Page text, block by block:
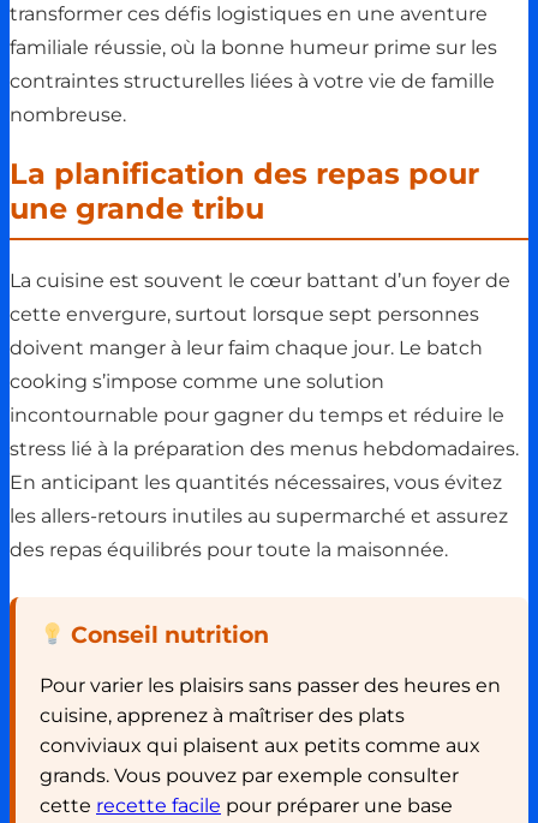
transformer ces défis logistiques en une aventure
familiale réussie, où la bonne humeur prime sur les
contraintes structurelles liées à votre vie de famille
nombreuse.
La planification des repas pour
une grande tribu
La cuisine est souvent le cœur battant d’un foyer de
cette envergure, surtout lorsque sept personnes
doivent manger à leur faim chaque jour. Le batch
cooking s’impose comme une solution
incontournable pour gagner du temps et réduire le
stress lié à la préparation des menus hebdomadaires.
En anticipant les quantités nécessaires, vous évitez
les allers-retours inutiles au supermarché et assurez
des repas équilibrés pour toute la maisonnée.
Conseil nutrition
Pour varier les plaisirs sans passer des heures en
cuisine, apprenez à maîtriser des plats
conviviaux qui plaisent aux petits comme aux
grands. Vous pouvez par exemple consulter
cette recette facile pour préparer une base